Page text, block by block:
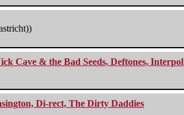
Cave & the Bad Seeds, Deftones, Interpol
Di-rect, The Dirty Daddies